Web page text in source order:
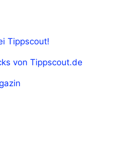
Tippscout!
von Tippscout.de